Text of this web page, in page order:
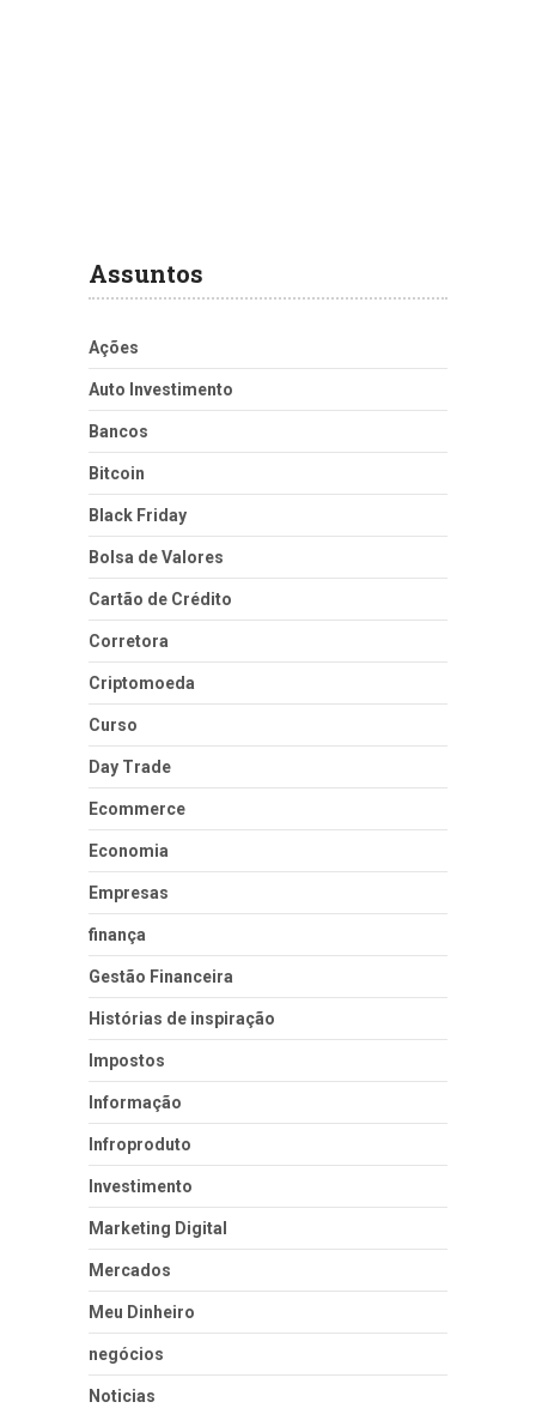
Assuntos
Ações
Auto Investimento
Bancos
Bitcoin
Black Friday
Bolsa de Valores
Cartão de Crédito
Corretora
Criptomoeda
Curso
Day Trade
Ecommerce
Economia
Empresas
finança
Gestão Financeira
Histórias de inspiração
Impostos
Informação
Infroproduto
Investimento
Marketing Digital
Mercados
Meu Dinheiro
negócios
Noticias